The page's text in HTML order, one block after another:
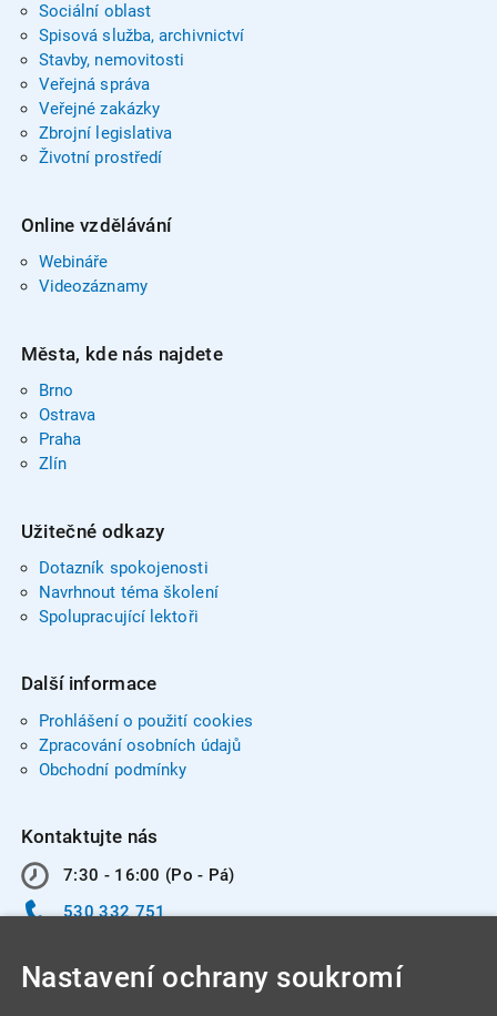
Sociální oblast
Spisová služba, archivnictví
Stavby, nemovitosti
Veřejná správa
Veřejné zakázky
Zbrojní legislativa
Životní prostředí
Online vzdělávání
Webináře
Videozáznamy
Města, kde nás najdete
Brno
Ostrava
Praha
Zlín
Užitečné odkazy
Dotazník spokojenosti
Navrhnout téma školení
Spolupracující lektoři
Další informace
Prohlášení o použití cookies
Zpracování osobních údajů
Obchodní podmínky
Kontaktujte nás
7:30 - 16:00 (Po - Pá)
530 332 751
Nastavení ochrany soukromí